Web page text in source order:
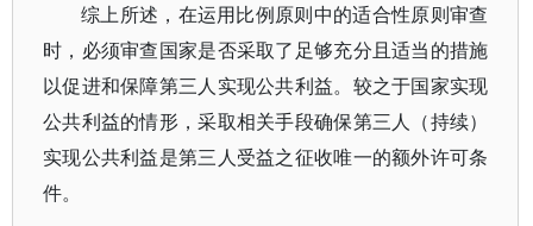
综上所述，在运用比例原则中的适合性原则审查
时，必须审查国家是否采取了足够充分且适当的措施
以促进和保障第三人实现公共利益。较之于国家实现
公共利益的情形，采取相关手段确保第三人（持续）
实现公共利益是第三人受益之征收唯一的额外许可条
件。